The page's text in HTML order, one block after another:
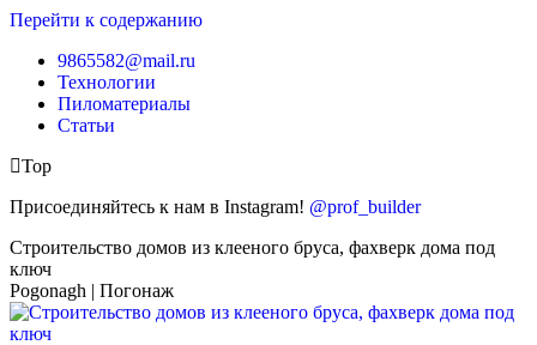
Перейти к содержанию
9865582@mail.ru
Технологии
Пиломатериалы
Статьи
Top
Присоединяйтесь к нам в Instagram! @prof_builder
Строительство домов из клееного бруса, фахверк дома под
ключ
Pogonagh | Погонаж